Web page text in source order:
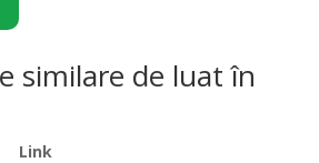
similare de luat în
Link